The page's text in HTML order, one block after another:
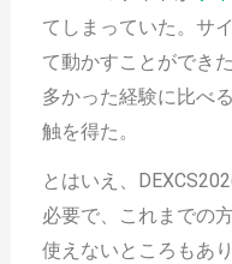
てしまっていた。サ
て動かすことができ
多かった経験に比べ
触を得た。
とはいえ、
必要で、これまでの
使えないところもあ